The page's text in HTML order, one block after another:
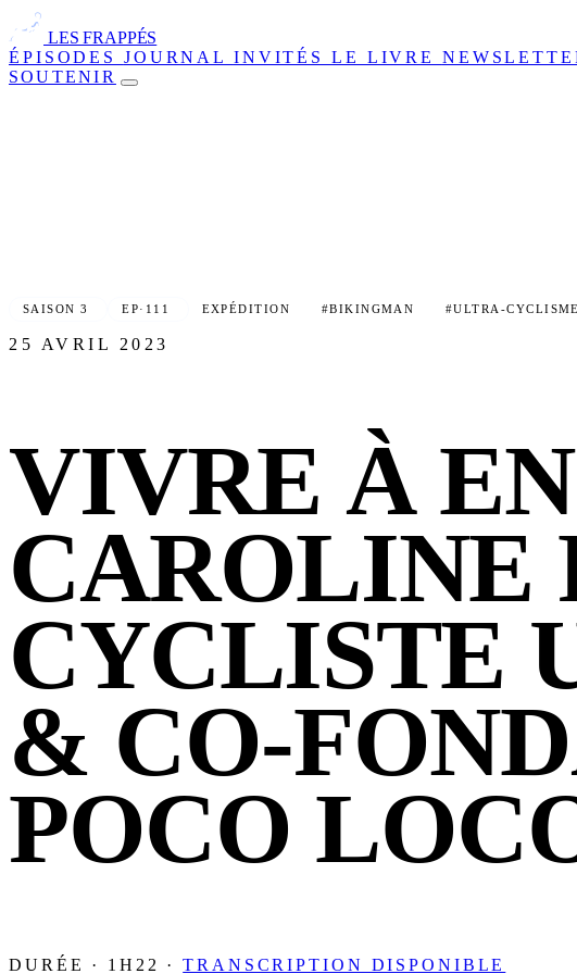
LES FRAPPÉS
ÉPISODES JOURNAL INVITÉSLE LIVRE
SOUTENIR
SAISON 3 EP·111 EXPÉDITION #BIKINGMAN #ULTRA-
25 AVRIL 2023
VIVRE À
CAROLINE
CYCLISTE
& CO-
POCO
DURÉE · 1H22 ·TRANSCRIPTION DISPONIBLE